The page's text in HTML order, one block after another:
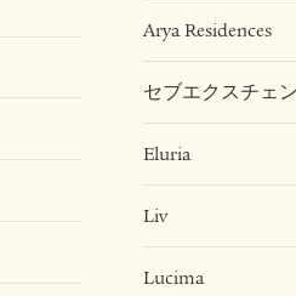
Arya Residences
セブエクスチェ
Eluria
Liv
Lucima